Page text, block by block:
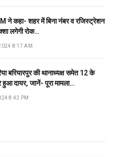
ने कहा- शहर में बिना नंबर व रजिस्ट्रेशन
लगेगी रोक…
8:17 AM
बरियारपुर की थानाध्यक्ष समेत 12 के
हुआ दायर, जानें- पूरा मामला…
8:42 PM